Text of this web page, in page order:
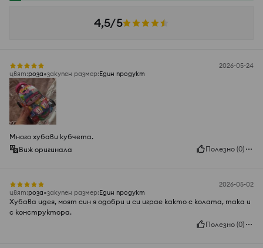
4,5/5
2026-05-24
цвят:роза закупен размер:Един продукт
Много хубави кубчета.
Виж оригинала
Полезно (0)
2026-05-02
цвят:роза закупен размер:Един продукт
Хубава идея, моят син я одобри и си играе както с колата, така и
с конструктора.
Полезно (0)